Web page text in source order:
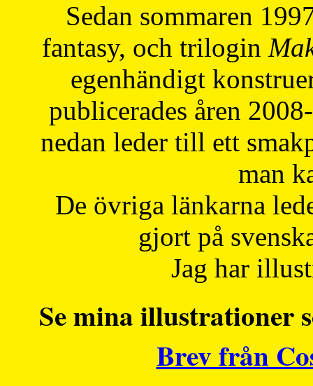
Sedan sommaren
fantasy, och trilogin
egenhändigt
publicerades åren
nedan leder till ett
man
De övriga länkarna
gjort på
Jag har
Se mina illustrationer
Brev från